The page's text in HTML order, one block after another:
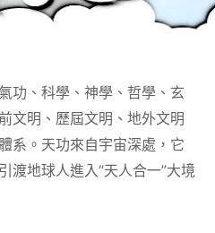
功、科學、神學、哲學、玄
文明、歷屆文明、地外文明
系。天功來自宇宙深處，它
渡地球人進入“天人合一”大境